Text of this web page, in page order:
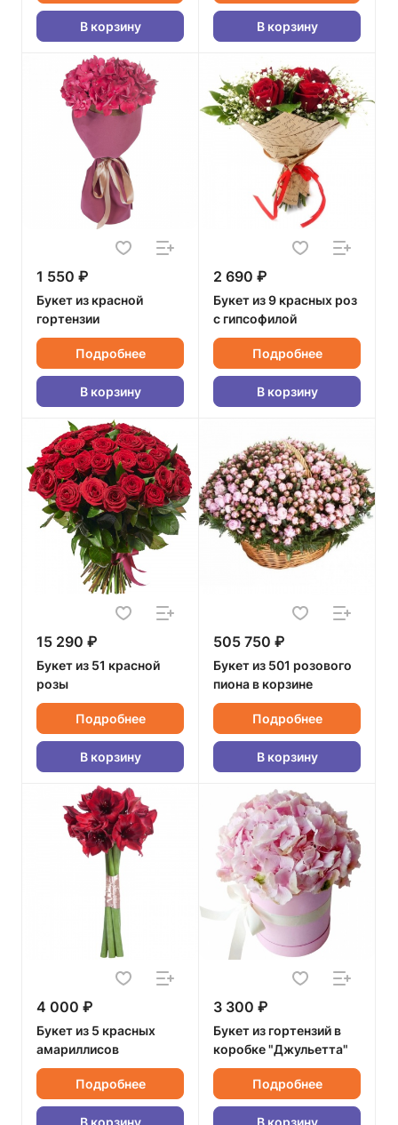
В корзину В корзину
1 550 ₽
Букет из красной
гортензии
Подробнее
В корзину
2 690 ₽
Букет из 9 красных роз
с гипсофилой
Подробнее
В корзину
15 290 ₽
Букет из 51 красной
розы
Подробнее
В корзину
505 750 ₽
Букет из 501 розового
пиона в корзине
Подробнее
В корзину
4 000 ₽
Букет из 5 красных
амариллисов
Подробнее
В корзину
3 300 ₽
Букет из гортензий в
коробке "Джульетта"
Подробнее
В корзину